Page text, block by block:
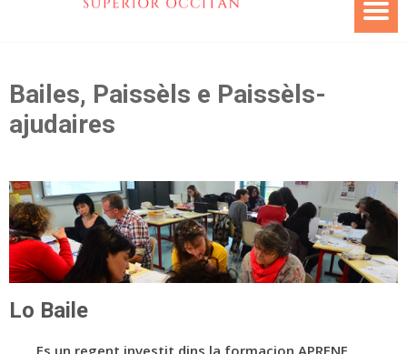
Bailes, Paissèls e Paissèls-
ajudaires
Lo Baile
Es un regent investit dins la formacion APRENE